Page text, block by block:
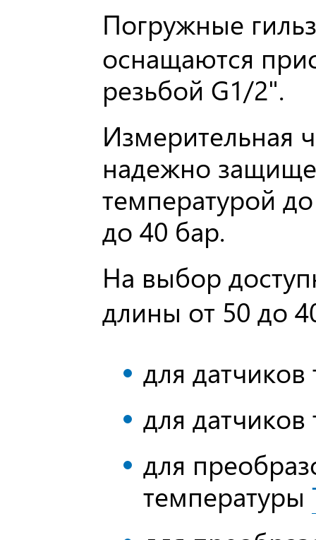
Погружные
оснащаются
резьбой G1/2".
Измерительная
надежно
температурой
до 40 бар.
На выбор
длины от 50 до
для
для
для
температуры